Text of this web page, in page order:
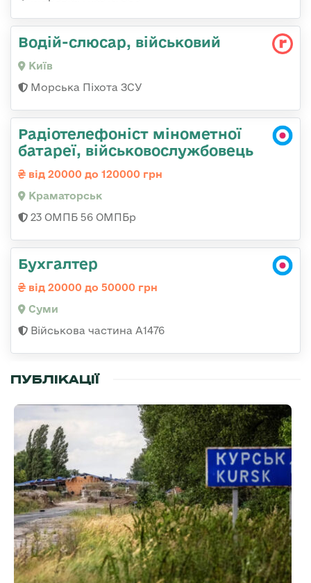
Водій-слюсаp, військовий
Київ
Морська Піхота ЗСУ
Радіотелефоніст мінометної
батареї, військовослужбовець
від 20000 до 120000 грн
Краматорськ
23 ОМПБ 56 ОМПБр
Бухгалтер
від 20000 до 50000 грн
Суми
Військова частина А1476
ПУБЛІКАЦІЇ